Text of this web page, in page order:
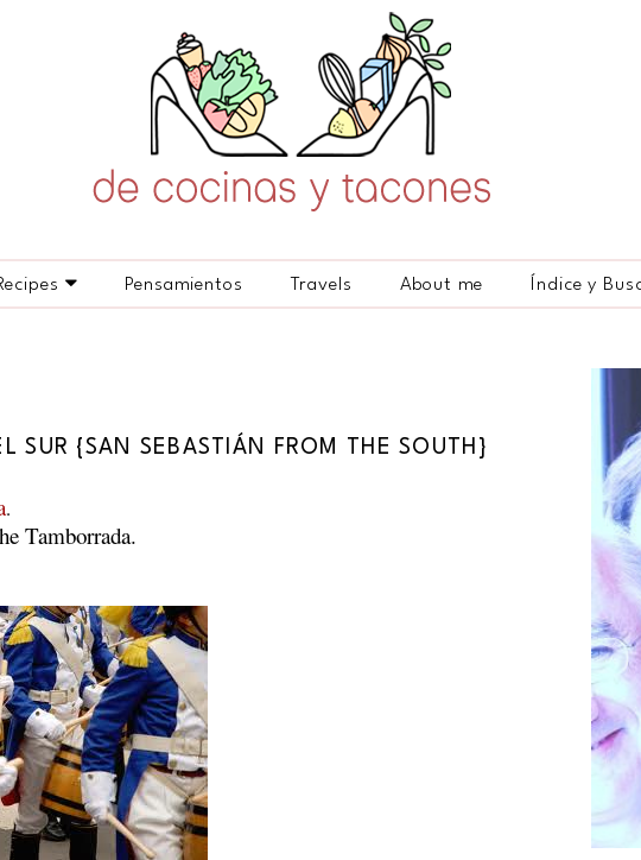
Pensamientos Travels About me Índice y
SUR {SAN SEBASTIÁN FROM THE SOUTH}
.
Tamborrada.